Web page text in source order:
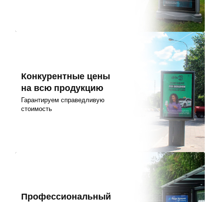
Конкурентные цены
на всю продукцию
Гарантируем справедливую
стоимость
Профессиональный